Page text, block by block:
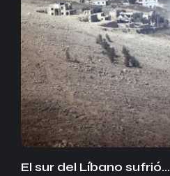
El sur del Líbano sufrió…